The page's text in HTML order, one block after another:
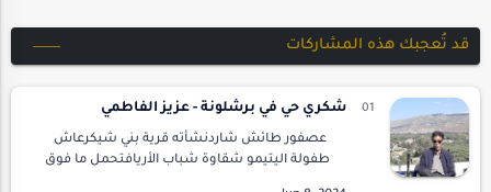
قد تُعجبك هذه المشاركات
شكري حي في برشلونة - عزيز الفاطمي
عصفور طائش شاردنشأته قرية بني شيكرعاش
طفولة اليتيمو شقاوة شباب الأريافتحمل ما فوق